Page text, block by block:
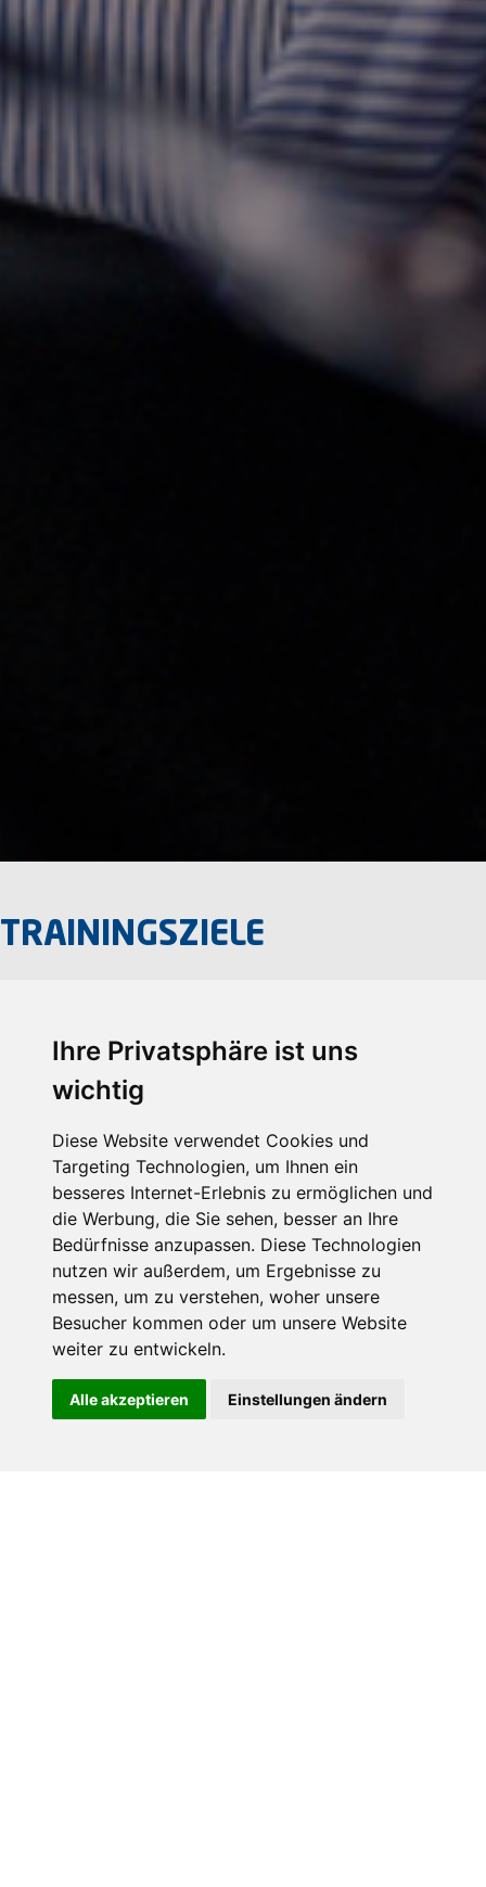
Ihre Privatsphäre ist uns
wichtig
Diese Website verwendet Cookies und
Targeting Technologien, um Ihnen ein
besseres Internet-Erlebnis zu ermöglichen und
die Werbung, die Sie sehen, besser an Ihre
Bedürfnisse anzupassen. Diese Technologien
nutzen wir außerdem, um Ergebnisse zu
messen, um zu verstehen, woher unsere
Besucher kommen oder um unsere Website
weiter zu entwickeln.
Alle akzeptieren Einstellungen ändern
TRAININGSZIELE
Sie sich ab von der Masse, entfesseln Sie Ihr volles
Potenzial und lernen Sie mit Selbstvertrauen und
Überzeugungskraft zu sprechen. In diesem interaktiven
Meetings, Kundengesprächen oder gar auf Konferenzen
zu brillieren.
In diesem Training lernen die Teilnehmer:innen, was es
braucht, um Ideen kraftvoll zu präsentieren und die
Zuhörer:innen zu begeistern.
Machen Sie sich bereit Eindruck zu hinterlassen.